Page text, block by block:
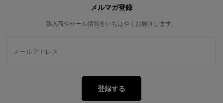
メルマガ登録
新入荷やセール情報をいちはやくお届けします。
登録する